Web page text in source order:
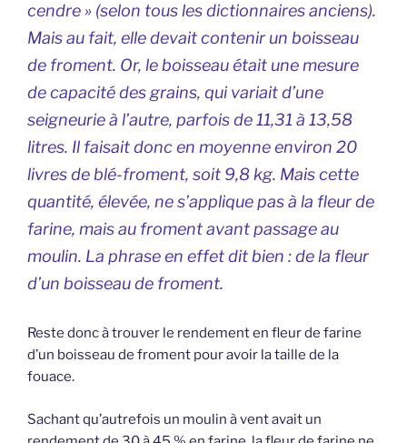
cendre » (selon tous les dictionnaires anciens).
Mais au fait, elle devait contenir un boisseau
de froment. Or, le boisseau était une mesure
de capacité des grains, qui variait d’une
seigneurie à l’autre, parfois de 11,31 à 13,58
litres. Il faisait donc en moyenne environ 20
livres de blé-froment, soit 9,8 kg. Mais cette
quantité, élevée, ne s’applique pas à la fleur de
farine, mais au froment avant passage au
moulin. La phrase en effet dit bien : de la fleur
d’un boisseau de froment.
Reste donc à trouver le rendement en fleur de farine
d’un boisseau de froment pour avoir la taille de la
fouace.
Sachant qu’autrefois un moulin à vent avait un